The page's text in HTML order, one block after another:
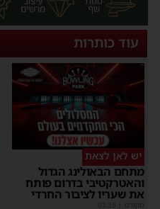
עוד כותרות
יש לאן לצאת
מתחם הבאולינג הגדול
והאטרקטיבי בדרום פותח
את שעריו לציבור החרדי